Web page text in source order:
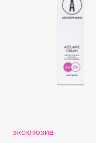
эксклюзив